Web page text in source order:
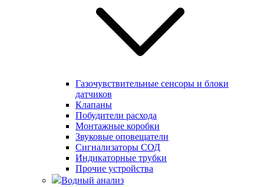
Газочувствительные сенсоры и блоки
датчиков
Клапаны
Побудители расхода
Монтажные коробки
Звуковые оповещатели
Сигнализаторы СОД
Индикаторные трубки
Прочие устройства
Водный анализ